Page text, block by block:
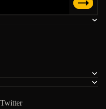
Twitter